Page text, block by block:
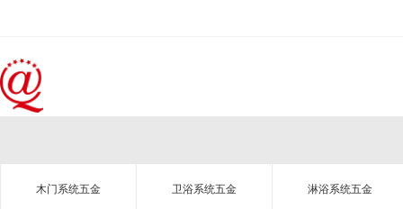
木门系统五金 卫浴系统五金 淋浴系统五金